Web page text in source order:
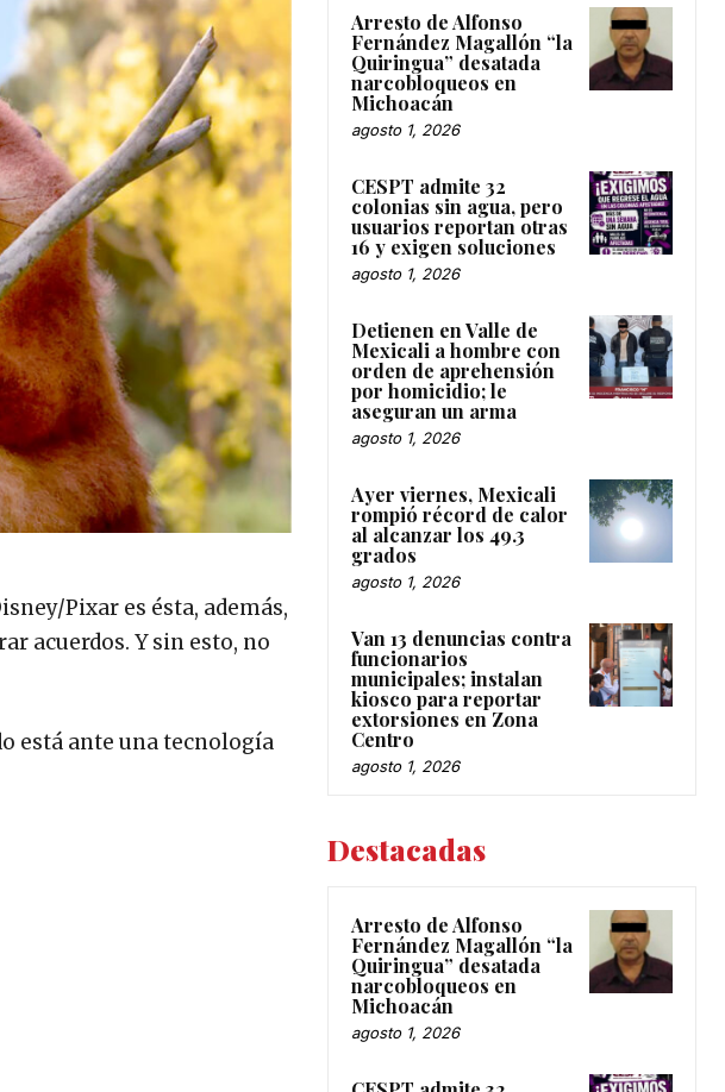
Pixar es ésta, además,
acuerdos. Y sin esto, no
está ante una tecnología
Arresto de Alfonso
Fernández Magallón “la
Quiringua” desatada
narcobloqueos en
Michoacán
agosto 1, 2026
CESPT admite 32
colonias sin agua, pero
usuarios reportan otras
16 y exigen soluciones
agosto 1, 2026
Detienen en Valle de
Mexicali a hombre con
orden de aprehensión
por homicidio; le
aseguran un arma
agosto 1, 2026
Ayer viernes, Mexicali
rompió récord de calor
al alcanzar los 49.3
grados
agosto 1, 2026
Van 13 denuncias contra
funcionarios
municipales; instalan
kiosco para reportar
extorsiones en Zona
Centro
agosto 1, 2026
Destacadas
Arresto de Alfonso
Fernández Magallón “la
Quiringua” desatada
narcobloqueos en
Michoacán
agosto 1, 2026